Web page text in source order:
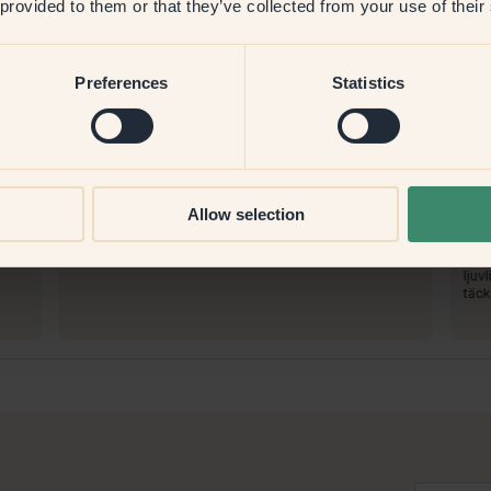
to them or that they’ve collected from your use of
Preferences Statistics
Allow selection
Produktbild
Att handla med Klint: Att